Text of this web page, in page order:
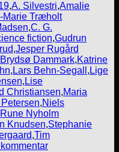
,A. Silvestri,Amalie
Marie Træholt
,C. G.
fiction,Gudrun
,Jesper Rugård
Dammark,Katrine
, Lars Behn-Segall , Lige
, Lise
Christiansen,Maria
,Niels
Rune Nyholm
Knudsen,Stephanie
,Tim